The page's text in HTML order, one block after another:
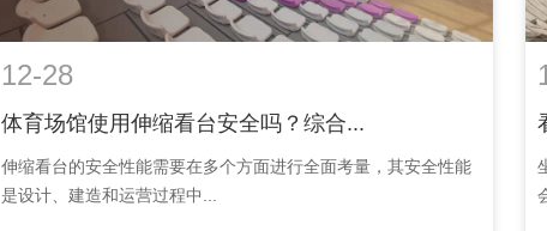
12-28
体育场馆使用伸缩看台安全吗？综合...
伸缩看台的安全性能需要在多个方面进行全面考量，其安全性能
是设计、建造和运营过程中...